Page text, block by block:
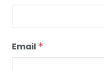
Email *